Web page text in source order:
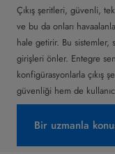
Çıkış şeritleri, güvenli,
ve bu da onları
hale getirir. Bu sistemler,
girişleri önler. Entegre
konfigürasyonlarla çıkış
güvenliği hem de
Bir uzmanla